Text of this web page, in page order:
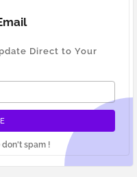
Direct to Your
don't spam !